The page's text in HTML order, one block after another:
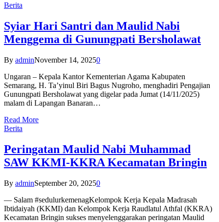
Berita
Syiar Hari Santri dan Maulid Nabi
Menggema di Gunungpati Bersholawat
By adminNovember 14, 20250
Ungaran – Kepala Kantor Kementerian Agama Kabupaten
Semarang, H. Ta’yinul Biri Bagus Nugroho, menghadiri Pengajian
Gunungpati Bersholawat yang digelar pada Jumat (14/11/2025)
malam di Lapangan Banaran…
Read More
Berita
Peringatan Maulid Nabi Muhammad
SAW KKMI-KKRA Kecamatan Bringin
By adminSeptember 20, 20250
— Salam #sedulurkemenagKelompok Kerja Kepala Madrasah
Ibtidaiyah (KKMI) dan Kelompok Kerja Raudlatul Athfal (KKRA)
Kecamatan Bringin sukses menyelenggarakan peringatan Maulid